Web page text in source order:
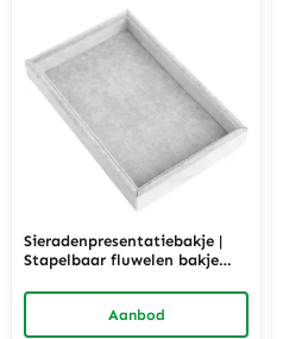
Sieradenpresentatiebakje |
Stapelbaar fluwelen bakje
Aanbod